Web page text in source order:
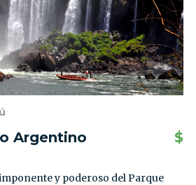
Argentino $
y poderoso del Parque